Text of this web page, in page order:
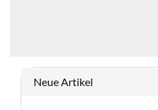
Neue Artikel